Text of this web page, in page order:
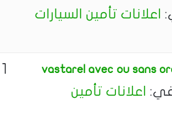
اعلانات تأمين السيارات
vastarel avec ou sans
اعلانات تأمين